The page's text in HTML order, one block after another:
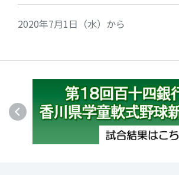
2020年7月1日（水）から